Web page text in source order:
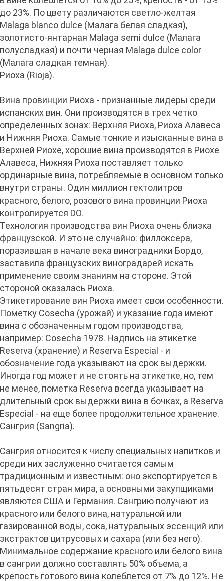
до 23%. По цвету различаются светло-желтая
Malaga blanco dulce (Малага белая сладкая),
золотисто-янтарная Malaga semi dulce (Малага
полусладкая) и почти черная Malaga dulce color
(Малага сладкая темная).
Риоха (Rioja).
Вина провинции Риоха - признанные лидеры среди
испанских вин. Они производятся в трех четко
определенных зонах: Верхняя Риоха, Риоха Алавеса
и Нижняя Риоха. Самые тонкие и изысканные вина в
Верхней Риохе, хорошие вина производятся в Риохе
Алавеса, Нижняя Риоха поставляет только
ординарные вина, потребляемые в основном только
внутри страны. Один миллион гектолитров
красного, белого, розового вина провинции Риоха
контролируется DO.
Технология производства вин Риоха очень близка
французской. И это не случайно: филлоксера,
поразившая в начале века виноградники Бордо,
заставила французских виноградарей искать
применение своим знаниям на стороне. Этой
стороной оказалась Риоха.
Этикетирование вин Риоха имеет свои особенности.
Пометку Cosecha (урожай) и указание года имеют
вина с обозначенным годом производства,
например: Cosecha 1978. Надпись на этикетке
Reserva (хранение) и Reserva Especial - и
обозначение года указывают на срок выдержки.
Иногда год может и не стоять на этикетке, но, тем
не менее, пометка Reserva всегда указывает на
длительный срок выдержки вина в бочках, а Reserva
Especial - на еще более продолжительное хранение.
Сангрия (Sangria).
Сангрия относится к числу специальных напитков и
среди них заслуженно считается самым
традиционным и известным: оно экспортируется в
пятьдесят стран мира, а основными закупщиками
являются США и Германия. Сангрию получают из
красного или белого вина, натуральной или
газированной воды, сока, натуральных эссенций или
экстрактов цитрусовых и сахара (или без него).
Минимальное содержание красного или белого вина
в сангрии должно составлять 50% объема, а
крепость готового вина колеблется от 7% до 12%. Не